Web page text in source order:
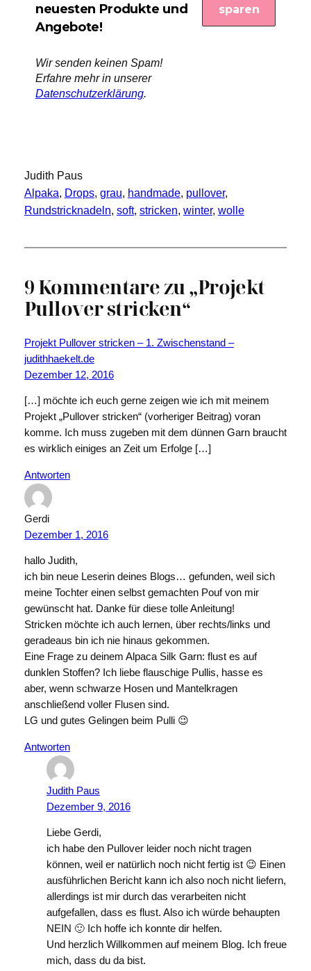
neuesten Produkte und
Angebote!
Wir senden keinen Spam!
Erfahre mehr in unserer
Datenschutzerklärung.
Judith Paus
Alpaka, Drops, grau, handmade, pullover
Rundstricknadeln, soft, stricken, winter, wolle
9 Kommentare zu „Projekt
Pullover stricken“
Projekt Pullover stricken – 1. Zwischenstand –
judithhaekelt.de
Dezember 12, 2016
[…] möchte ich euch gerne zeigen wie ich mit meinem
Projekt „Pullover stricken“ (vorheriger Beitrag) voran
komme. Ich muss zugeben mit dem dünnen Garn braucht
es wirklich einiges an Zeit um Erfolge […]
Antworten
Gerdi
Dezember 1, 2016
hallo Judith,
ich bin neue Leserin deines Blogs… gefunden, weil sich
meine Tochter einen selbst gemachten Pouf von mir
gewünscht hat. Danke für diese tolle Anleitung!
Stricken möchte ich auch lernen, über rechts/links und
geradeaus bin ich nie hinaus gekommen.
Eine Frage zu deinem Alpaca Silk Garn: flust es auf
dunklen Stoffen? Ich liebe flauschige Pullis, hasse es
aber, wenn schwarze Hosen und Mantelkragen
anschließend voller Flusen sind.
LG und gutes Gelingen beim Pulli 😉
Antworten
Judith Paus
Dezember 9, 2016
Liebe Gerdi,
ich habe den Pullover leider noch nicht tragen
können, weil er natürlich noch nicht fertig ist 😉 Einen
ausführlichen Bericht kann ich also noch nicht liefern,
allerdings ist mir durch das verarbeiten nicht
aufgefallen, dass es flust. Also ich würde behaupten
NEIN 🙂 Ich hoffe ich konnte dir helfen.
Und herzlich Willkommen auf meinem Blog. Ich freue
mich, dass du da bist.